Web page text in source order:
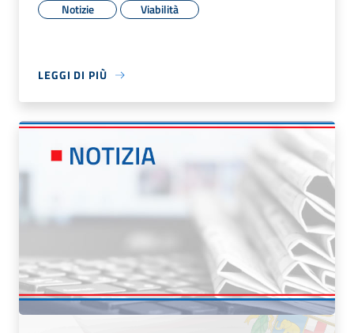
Notizie Viabilità
LEGGI DI PIÙ